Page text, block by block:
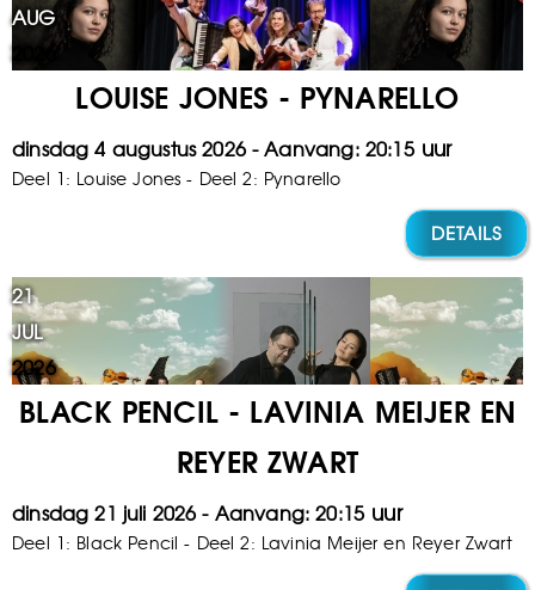
AUG
2026
LOUISE JONES - PYNARELLO
dinsdag 4 augustus 2026 20:15
Deel 1: Louise Jones - Deel 2: Pynarello
DETAILS
21
JUL
2026
BLACK PENCIL - LAVINIA MEIJER EN
REYER ZWART
dinsdag 21 juli 2026 20:15
Deel 1: Black Pencil - Deel 2: Lavinia Meijer en Reyer Zwart